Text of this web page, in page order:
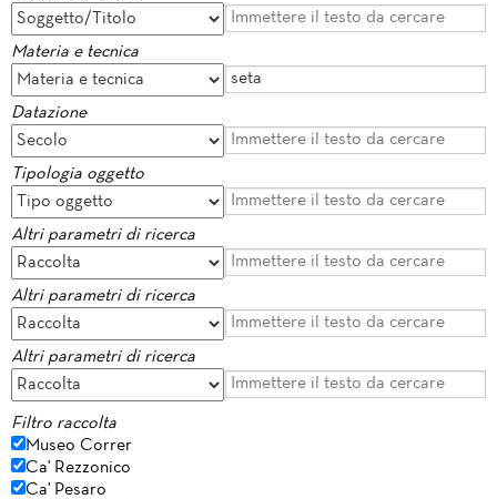
Materia e tecnica
Datazione
Tipologia oggetto
Altri parametri di ricerca
Altri parametri di ricerca
Altri parametri di ricerca
Filtro raccolta
Museo Correr
Ca' Rezzonico
Ca' Pesaro